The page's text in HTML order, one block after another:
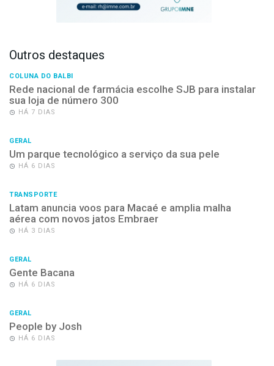
Outros destaques
COLUNA DO BALBI
Rede nacional de farmácia escolhe SJB para instalar
sua loja de número 300
HÁ 7 DIAS
GERAL
Um parque tecnológico a serviço da sua pele
HÁ 6 DIAS
TRANSPORTE
Latam anuncia voos para Macaé e amplia malha
aérea com novos jatos Embraer
HÁ 3 DIAS
GERAL
Gente Bacana
HÁ 6 DIAS
GERAL
People by Josh
HÁ 6 DIAS